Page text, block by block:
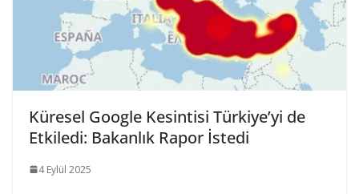
Küresel Google Kesintisi Türkiye’yi de
Etkiledi: Bakanlık Rapor İstedi
4 Eylül 2025